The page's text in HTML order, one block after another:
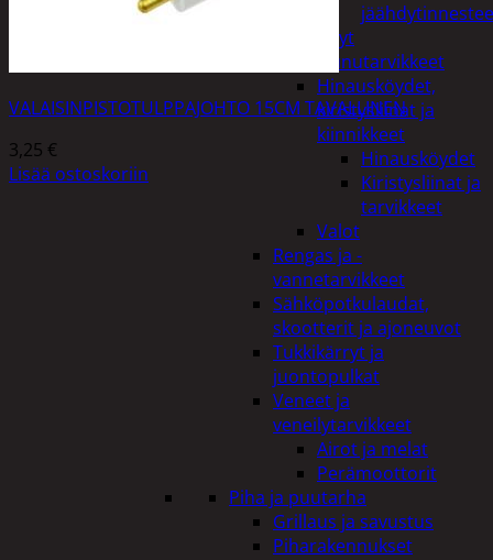
Öljyt
Perävaunutarvikkeet
Hinausköydet,
kiristysliinat ja
kiinnikkeet
Hinausköydet
Kiristysliinat ja
tarvikkeet
Valot
Rengas ja -
vannetarvikkeet
Sähköpotkulaudat,
skootterit ja ajoneuvot
Tukkikärryt ja
juontopulkat
Veneet ja
veneilytarvikkeet
Airot ja melat
Perämoottorit
Piha ja puutarha
Grillaus ja savustus
Piharakennukset
VALAISINPISTOTULPPAJOHTO 15CM TAVALLINEN
3,25 €
Lisää ostoskoriin